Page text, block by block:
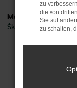
Marken
Škoda
Fehler:
Beim Laden
Hier sind ein
zu
die von
Sie auf
zu schalten,